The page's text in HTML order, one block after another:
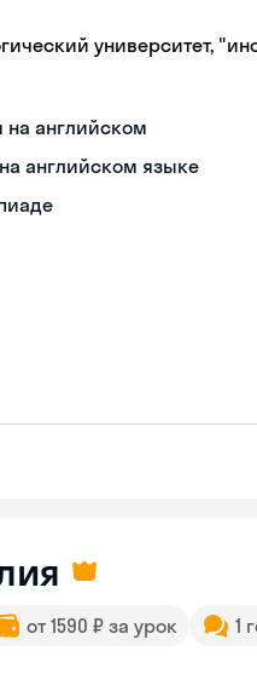
университет,
английском
английском языке
от 1590 ₽ за урок 1